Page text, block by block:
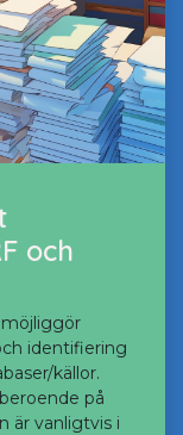
och
möjliggör
identifiering
källor.
på
är vanligtvis i